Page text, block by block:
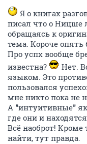
Я о книгах
писал что о Ницше
обращаясь к
тема. Короче опять
Про успх вообще
известна?
Нет.
языком. Это
пользовался
мне никто пока не
А "интуитивные"
где они и
Всё наоброт!
найти, тут правда.